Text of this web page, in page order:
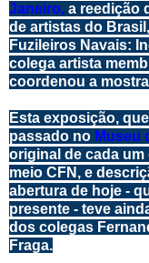
Janeiro, a reedição
de artistas do
Fuzileiros Navais:
colega artista
coordenou a
Esta exposição,
passado no Museu
original de cada um
meio CFN, e
abertura de hoje -
presente - teve
dos colegas
Fraga.